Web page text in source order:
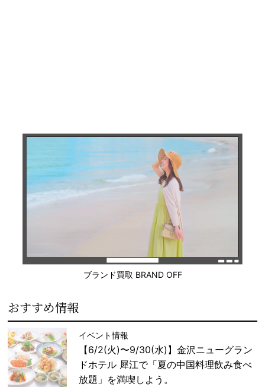
ブランド買取 BRAND OFF
おすすめ情報
イベント情報
【6/2(火)〜9/30(水)】金沢ニューグラン
ドホテル 犀江で「夏の中国料理飲み食べ
放題」を満喫しよう。